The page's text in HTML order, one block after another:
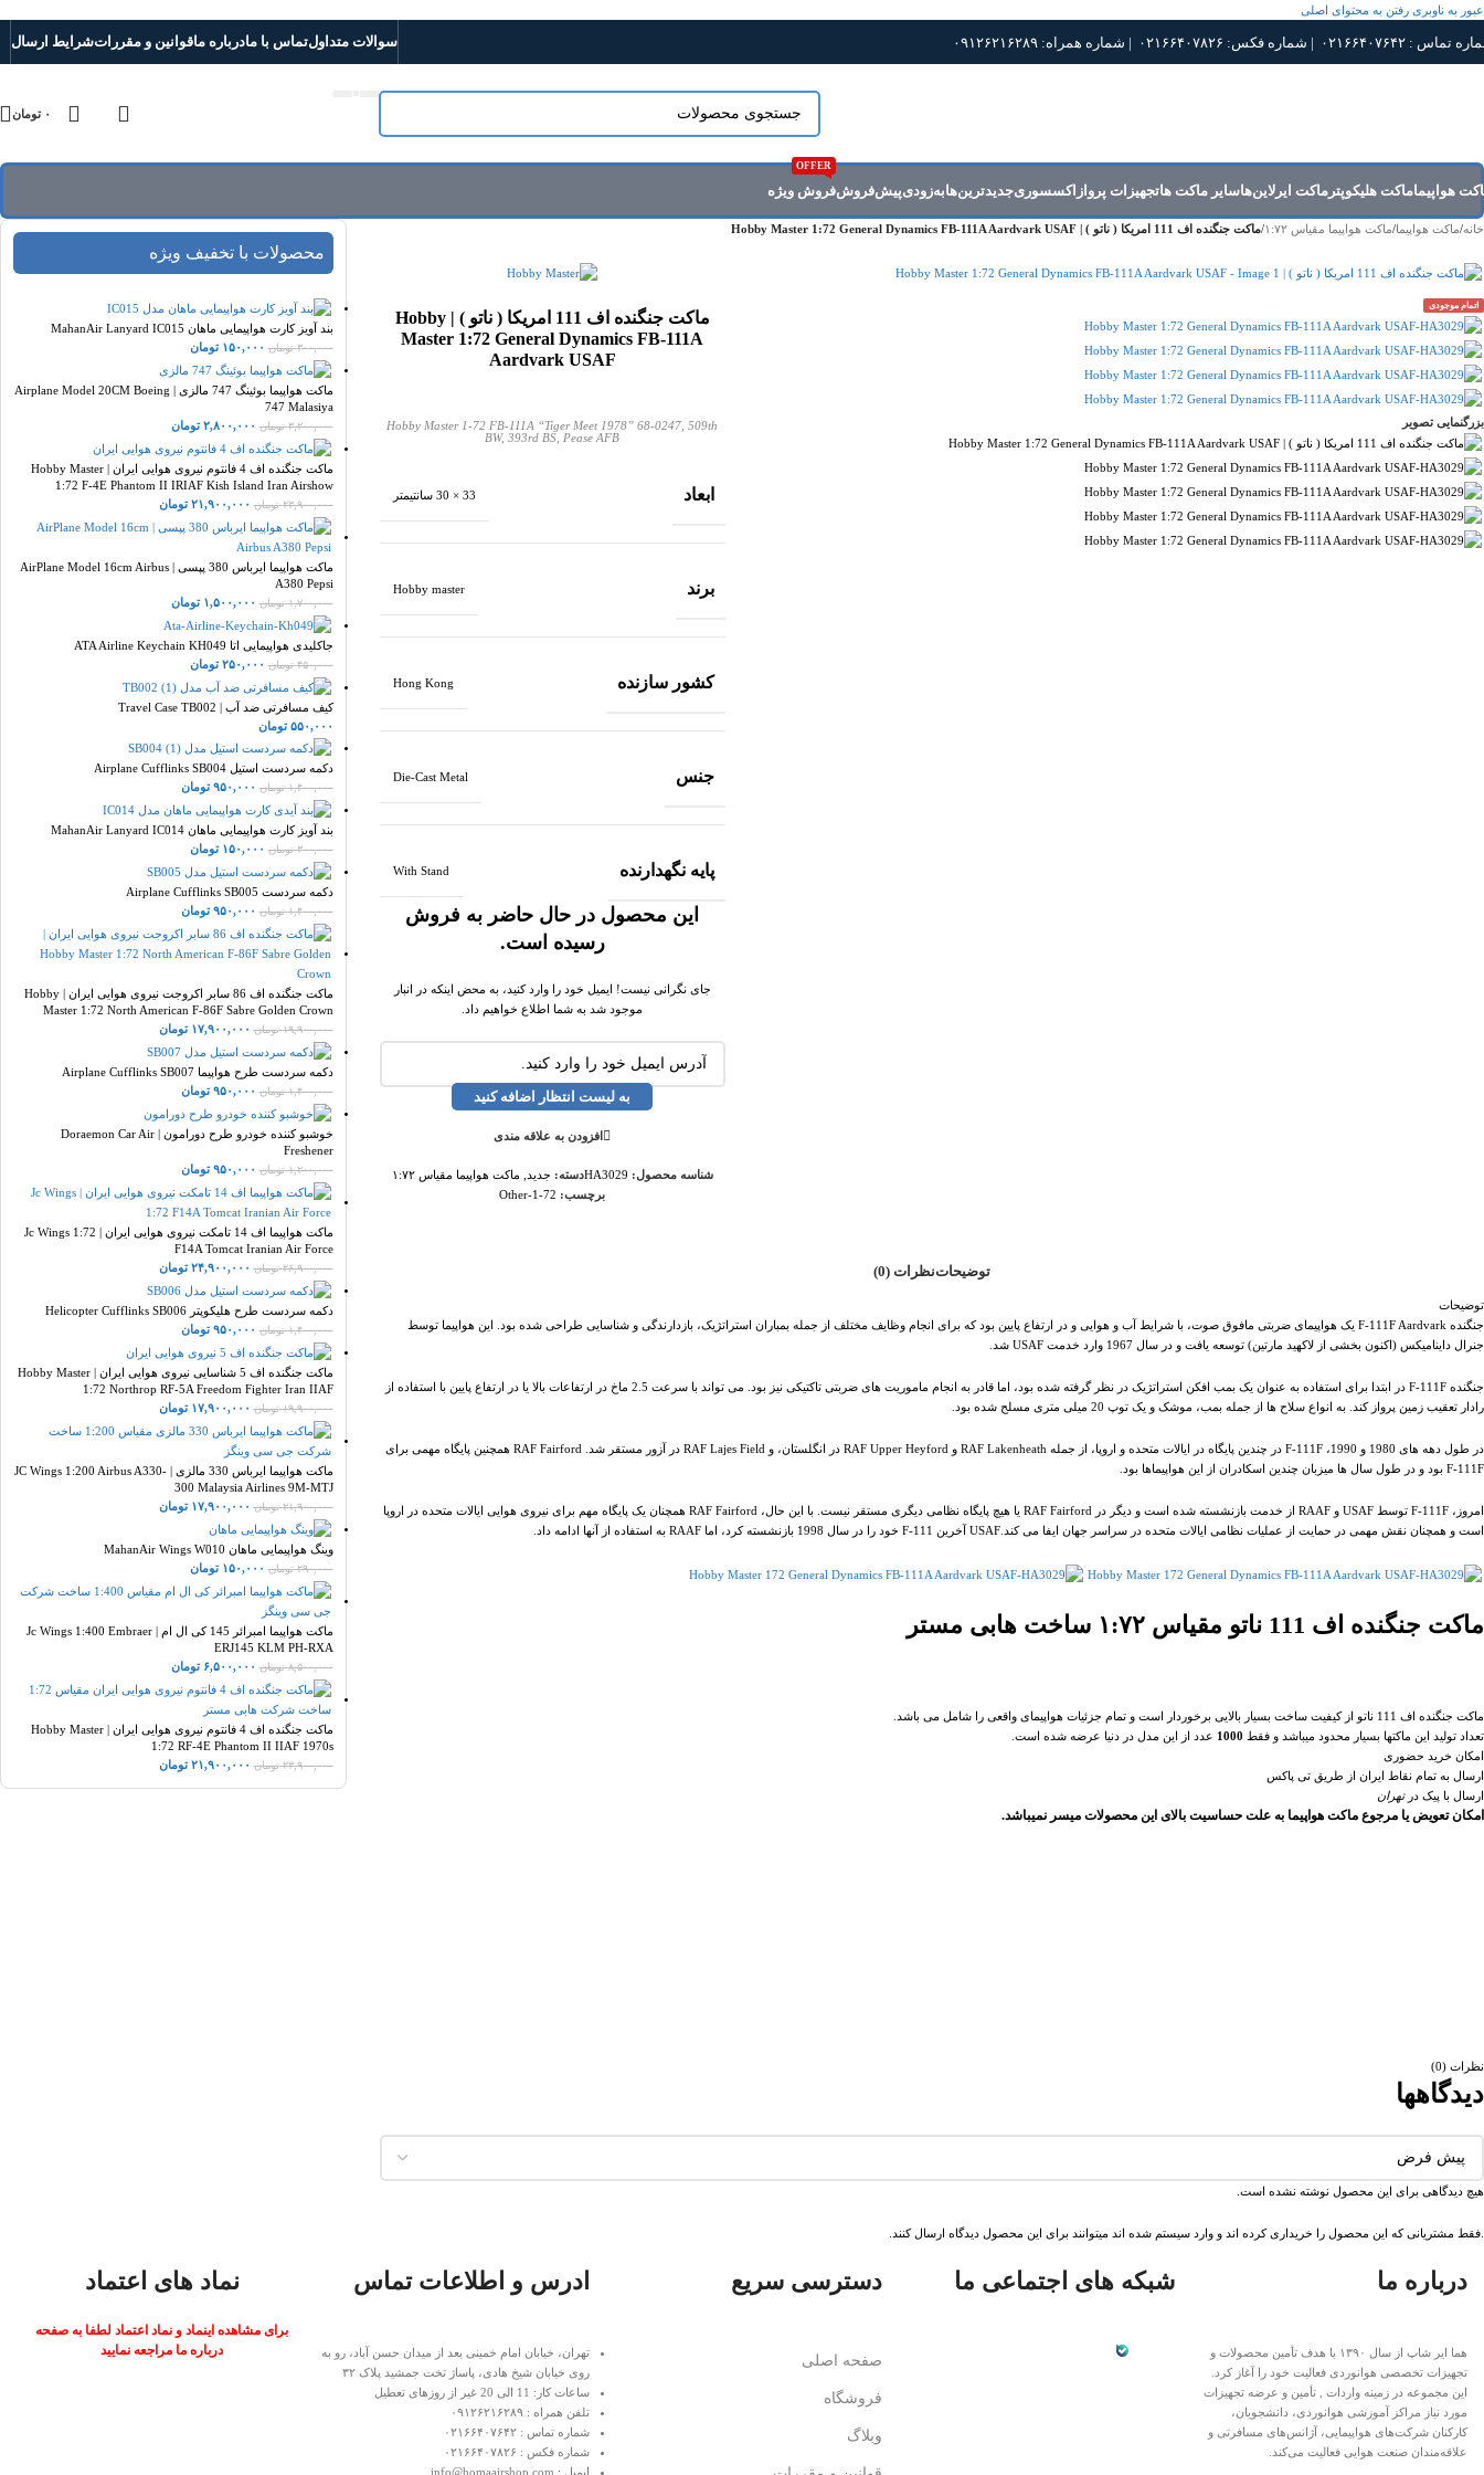
عبور به ناوبری رفتن به محتوای اصلی
۰۲۱۶۶۴۰۷۶۴۲ | شماره فکس: ۰۲۱۶۶۴۰۷۸۲۶ | شماره همراه: ۰۹۱۲۶۲۱۶۲۸۹ سوالات متداولتماس با مادرباره ماقوانین و مقرراتشرایط ارسال
۰ تومان
هواپیماماکت هلیکوپتر ماکت ایرلاین‌هاسایر ماکت هاتجهیزات پرواز اکسسوریجدیدترین‌هابه‌زودیپیش‌فروشفروش ویژه
OFFER
خانه/ماکت هواپیما/ماکت هواپیما مقیاس ۱:۷۲ /ماکت جنگنده اف 111 امریکا ( ناتو ) | Hobby Master 1:72 General Dynamics FB-111A Aardvark USAF
اتمام موجودی
بزرگنمایی تصویر
ماکت جنگنده اف 111 امریکا ( ناتو ) | Hobby
Master 1:72 General Dynamics FB-111A
Aardvark USAF
Hobby Master 1-72 FB-111A “Tiger Meet 1978” 68-0247, 509th
BW, 393rd BS, Pease AFB
ابعاد 33 × 30 سانتیمتر
برند Hobby master
کشور سازنده Hong Kong
جنس Die-Cast Metal
پایه نگهدارنده With Stand
این محصول در حال حاضر به فروش
رسیده است.
جای نگرانی نیست! ایمیل خود را وارد کنید، به محض اینکه در انبار
موجود شد به شما اطلاع خواهیم داد.
به لیست انتظار اضافه کنید
افزودن به علاقه مندی
شناسه محصول: HA3029دسته: جدید
ماکت هواپیما مقیاس ۱:۷۲
برچسب: Other-1-72
توضیحاتنظرات (0)
توضیحات
جنگنده F-111F Aardvark یک هواپیمای ضربتی مافوق صوت، با شرایط آب و هوایی و در ارتفاع پایین بود که برای انجام وظایف مختلف از جمله بمباران استراتژیک، بازدارندگی و شناسایی طراحی شده بود. این هواپیما توسط
جنرال داینامیکس (اکنون بخشی از لاکهید مارتین) توسعه یافت و در سال 1967 وارد خدمت USAF شد.
جنگنده F-111F در ابتدا برای استفاده به عنوان یک بمب افکن استراتژیک در نظر گرفته شده بود، اما قادر به انجام ماموریت های ضربتی تاکتیکی نیز بود. می تواند با سرعت 2.5 ماخ در ارتفاعات بالا یا در ارتفاع پایین با استفاده از
رادار تعقیب زمین پرواز کند. به انواع سلاح ها از جمله بمب، موشک و یک توپ 20 میلی متری مسلح شده بود.
در طول دهه های 1980 و 1990، F-111F در چندین پایگاه در ایالات متحده و اروپا، از جمله RAF Lakenheath و RAF Upper Heyford در انگلستان، و RAF Lajes Field در آزور مستقر شد. RAF Fairford همچنین پایگاه مهمی برای
F-111F بود و در طول سال ها میزبان چندین اسکادران از این هواپیماها بود.
امروز، F-111F توسط USAF و RAAF از خدمت بازنشسته شده است و دیگر در RAF Fairford یا هیچ پایگاه نظامی دیگری مستقر نیست. با این حال، RAF Fairford همچنان یک پایگاه مهم برای نیروی هوایی ایالات متحده در اروپا
است و همچنان نقش مهمی در حمایت از عملیات نظامی ایالات متحده در سراسر جهان ایفا می کند.USAF آخرین F-111 خود را در سال 1998 بازنشسته کرد، اما RAAF به استفاده از آنها ادامه داد.
ماکت جنگنده اف 111 ناتو مقیاس ۱:۷۲ ساخت هابی مستر
ماکت جنگنده اف 111 ناتو از کیفیت ساخت بسیار بالایی برخوردار است و تمام جزئیات هواپیمای واقعی را شامل می باشد.
تعداد تولید این ماکتها بسیار محدود میباشد و فقط 1000 عدد از این مدل در دنیا عرضه شده است.
امکان خرید حضوری
ارسال به تمام نقاط ایران از طریق تی پاکس
ارسال با پیک درتهران
امکان تعویض یا مرجوع ماکت هواپیما به علت حساسیت بالای این محصولات میسر نمیباشد.
نظرات (0)
دیدگاهها
هیچ دیدگاهی برای این محصول نوشته نشده است.
.فقط مشتریانی که این محصول را خریداری کرده اند و وارد سیستم شده اند میتوانند برای این محصول دیدگاه ارسال کنند.
محصولات با تخفیف ویژه
بند آویز کارت هواپیمایی ماهان MahanAir Lanyard IC015
۳۰۰,۰۰۰ تومان ۱۵۰,۰۰۰ تومان
ماکت هواپیما بوئینگ 747 مالزی | Airplane Model 20CM Boeing
747 Malasiya
۳,۲۰۰,۰۰۰ تومان ۲,۸۰۰,۰۰۰ تومان
ماکت جنگنده اف 4 فانتوم نیروی هوایی ایران | Hobby Master
1:72 F-4E Phantom II IRIAF Kish Island Iran Airshow
۲۳,۹۰۰,۰۰۰ تومان ۲۱,۹۰۰,۰۰۰ تومان
ماکت هواپیما ایرباس 380 پپسی | AirPlane Model 16cm Airbus
A380 Pepsi
۱,۷۰۰,۰۰۰ تومان ۱,۵۰۰,۰۰۰ تومان
جاکلیدی هواپیمایی اتا ATA Airline Keychain KH049
۴۵۰,۰۰۰ تومان ۲۵۰,۰۰۰ تومان
کیف مسافرتی ضد آب | Travel Case TB002
۵۵۰,۰۰۰ تومان
دکمه سردست استیل Airplane Cufflinks SB004
۱,۴۰۰,۰۰۰ تومان ۹۵۰,۰۰۰ تومان
بند آویز کارت هواپیمایی ماهان MahanAir Lanyard IC014
۳۰۰,۰۰۰ تومان ۱۵۰,۰۰۰ تومان
دکمه سردست Airplane Cufflinks SB005
۱,۴۰۰,۰۰۰ تومان ۹۵۰,۰۰۰ تومان
ماکت جنگنده اف 86 سابر اکروجت نیروی هوایی ایران | Hobby
Master 1:72 North American F-86F Sabre Golden Crown
۱۹,۹۰۰,۰۰۰ تومان ۱۷,۹۰۰,۰۰۰ تومان
دکمه سردست طرح هواپیما Airplane Cufflinks SB007
۱,۴۰۰,۰۰۰ تومان ۹۵۰,۰۰۰ تومان
خوشبو کننده خودرو طرح دورامون | Doraemon Car Air
Freshener
۱,۲۰۰,۰۰۰ تومان ۹۵۰,۰۰۰ تومان
ماکت هواپیما اف 14 تامکت نیروی هوایی ایران | Jc Wings 1:72
F14A Tomcat Iranian Air Force
۲۶,۹۰۰,۰۰۰ تومان ۲۴,۹۰۰,۰۰۰ تومان
دکمه سردست طرح هلیکوپتر Helicopter Cufflinks SB006
۱,۴۰۰,۰۰۰ تومان ۹۵۰,۰۰۰ تومان
ماکت جنگنده اف 5 شناسایی نیروی هوایی ایران | Hobby Master
1:72 Northrop RF-5A Freedom Fighter Iran IIAF
۱۹,۹۰۰,۰۰۰ تومان ۱۷,۹۰۰,۰۰۰ تومان
ماکت هواپیما ایرباس 330 مالزی | JC Wings 1:200 Airbus A330-
300 Malaysia Airlines 9M-MTJ
۲۱,۹۰۰,۰۰۰ تومان ۱۷,۹۰۰,۰۰۰ تومان
وینگ هواپیمایی ماهان MahanAir Wings W010
۲۹۰,۰۰۰ تومان ۱۵۰,۰۰۰ تومان
ماکت هواپیما امبرائر 145 کی ال ام | Jc Wings 1:400 Embraer
ERJ145 KLM PH-RXA
۸,۵۰۰,۰۰۰ تومان ۶,۵۰۰,۰۰۰ تومان
ماکت جنگنده اف 4 فانتوم نیروی هوایی ایران | Hobby Master
1:72 RF-4E Phantom II IIAF 1970s
۲۳,۹۰۰,۰۰۰ تومان ۲۱,۹۰۰,۰۰۰ تومان
درباره ما
هما ایر شاپ از سال ۱۳۹۰ با هدف تأمین محصولات و
تجهیزات تخصصی هوانوردی فعالیت خود را آغاز کرد.
این مجموعه در زمینه واردات , تأمین و عرضه تجهیزات
مورد نیاز مراکز آموزشی هوانوردی، دانشجویان،
کارکنان شرکت‌های هواپیمایی، آژانس‌های مسافرتی و
علاقه‌مندان صنعت هوایی فعالیت می‌کند.
شبکه های اجتماعی ما دسترسی سریع
صفحه اصلی
فروشگاه
وبلاگ
ادرس و اطلاعات تماس
تهران، خیابان امام خمینی بعد از میدان حسن آباد، رو به
روی خیابان شیخ هادی، پاساژ تخت جمشید پلاک ۳۲
ساعات کار: 11 الی 20 غیر از روزهای تعطیل
تلفن همراه : ۰۹۱۲۶۲۱۶۲۸۹
شماره تماس : ۰۲۱۶۶۴۰۷۶۴۲
شماره فکس : ۰۲۱۶۶۴۰۷۸۲۶
ایمیل : info@homaairshop.com
نماد های اعتماد
برای مشاهده اینماد و نماد اعتماد لطفا به صفحه
درباره ما مراجعه نمایید